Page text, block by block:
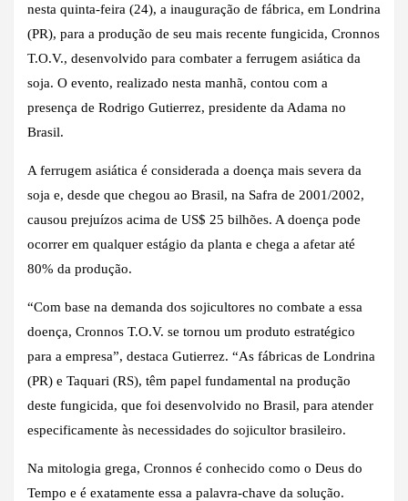
nesta quinta-feira (24), a inauguração de fábrica, em Londrina
(PR), para a produção de seu mais recente fungicida, Cronnos
T.O.V., desenvolvido para combater a ferrugem asiática da
soja. O evento, realizado nesta manhã, contou com a
presença de Rodrigo Gutierrez, presidente da Adama no
Brasil.
A ferrugem asiática é considerada a doença mais severa da
soja e, desde que chegou ao Brasil, na Safra de 2001/2002,
causou prejuízos acima de US$ 25 bilhões. A doença pode
ocorrer em qualquer estágio da planta e chega a afetar até
80% da produção.
“Com base na demanda dos sojicultores no combate a essa
doença, Cronnos T.O.V. se tornou um produto estratégico
para a empresa”, destaca Gutierrez. “As fábricas de Londrina
(PR) e Taquari (RS), têm papel fundamental na produção
deste fungicida, que foi desenvolvido no Brasil, para atender
especificamente às necessidades do sojicultor brasileiro.
Na mitologia grega, Cronnos é conhecido como o Deus do
Tempo e é exatamente essa a palavra-chave da solução.